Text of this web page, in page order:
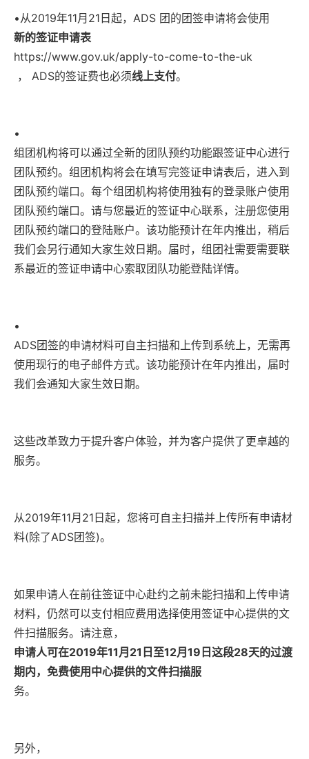
•从2019年11月21日起，ADS 团的团签申请将会使用
新的签证申请表
https://www.gov.uk/apply-to-come-to-the-uk
， ADS的签证费也必须线上支付。
•
组团机构将可以通过全新的团队预约功能跟签证中心进行
团队预约。组团机构将会在填写完签证申请表后，进入到
团队预约端口。每个组团机构将使用独有的登录账户使用
团队预约端口。请与您最近的签证中心联系，注册您使用
团队预约端口的登陆账户。该功能预计在年内推出，稍后
我们会另行通知大家生效日期。届时，组团社需要需要联
系最近的签证申请中心索取团队功能登陆详情。
•
ADS团签的申请材料可自主扫描和上传到系统上，无需再
使用现行的电子邮件方式。该功能预计在年内推出，届时
我们会通知大家生效日期。
这些改革致力于提升客户体验，并为客户提供了更卓越的
服务。
从2019年11月21日起，您将可自主扫描并上传所有申请材
料(除了ADS团签)。
如果申请人在前往签证中心赴约之前未能扫描和上传申请
材料，仍然可以支付相应费用选择使用签证中心提供的文
件扫描服务。请注意，
申请人可在2019年11月21日至12月19日这段28天的过渡
期内，免费使用中心提供的文件扫描服
务。
另外，